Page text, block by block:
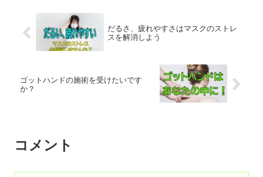
だるさ、疲れやすさはマスクのストレ
スを解消しよう
ゴットハンドの施術を受けたいです
か？
コメント